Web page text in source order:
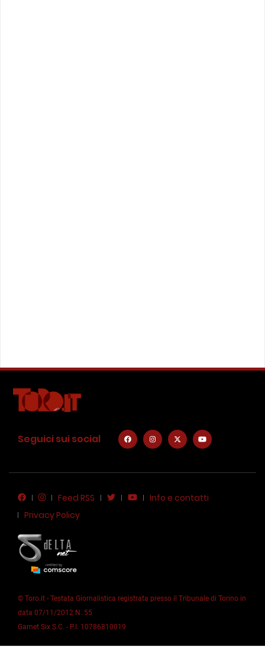
Seguici sui social
Feed RSS
Info e contatti
Privacy Policy
© Toro.it - Testata Giornalistica registrata presso il Tribunale di Torino in
data 07/11/2012 N. 55
Garnet Six S.C. - P.I. 10786810019